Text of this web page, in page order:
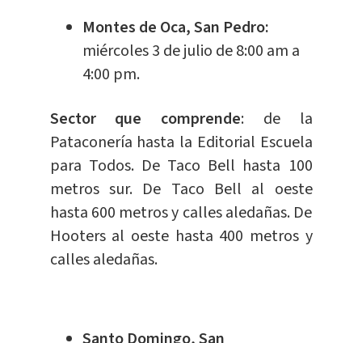
Montes de Oca, San Pedro:
miércoles 3 de julio de 8:00 am a
4:00 pm.
Sector que comprende: de la
Pataconería hasta la Editorial Escuela
para Todos. De Taco Bell hasta 100
metros sur. De Taco Bell al oeste
hasta 600 metros y calles aledañas. De
Hooters al oeste hasta 400 metros y
calles aledañas.